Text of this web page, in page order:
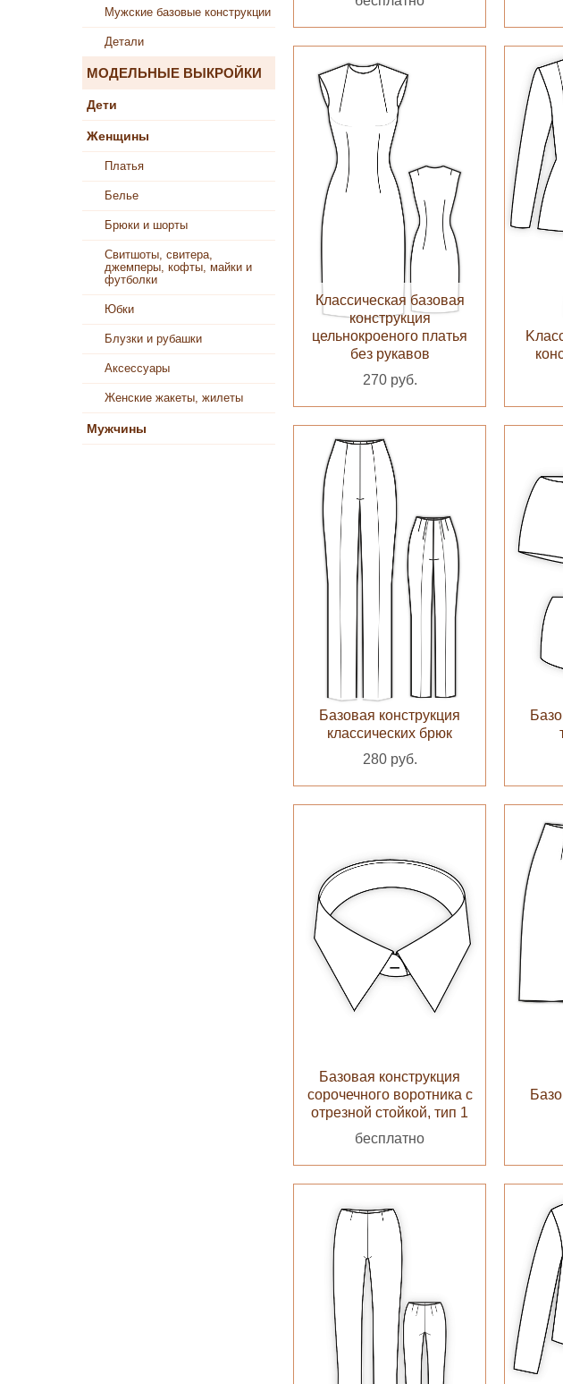
Мужские базовые конструкции
Детали
МОДЕЛЬНЫЕ ВЫКРОЙКИ
Дети
Женщины
Платья
Белье
Брюки и шорты
Свитшоты, свитера,
джемперы, кофты, майки и
футболки
Юбки
Блузки и рубашки
Аксессуары
Женские жакеты, жилеты
Мужчины
Классическая базовая
конструкция
цельнокроеного платья
без рукавов
270 руб.
Базовая конструкция
классических брюк
280 руб.
Базовая конструкция
сорочечного воротника с
отрезной стойкой, тип 1
бесплатно